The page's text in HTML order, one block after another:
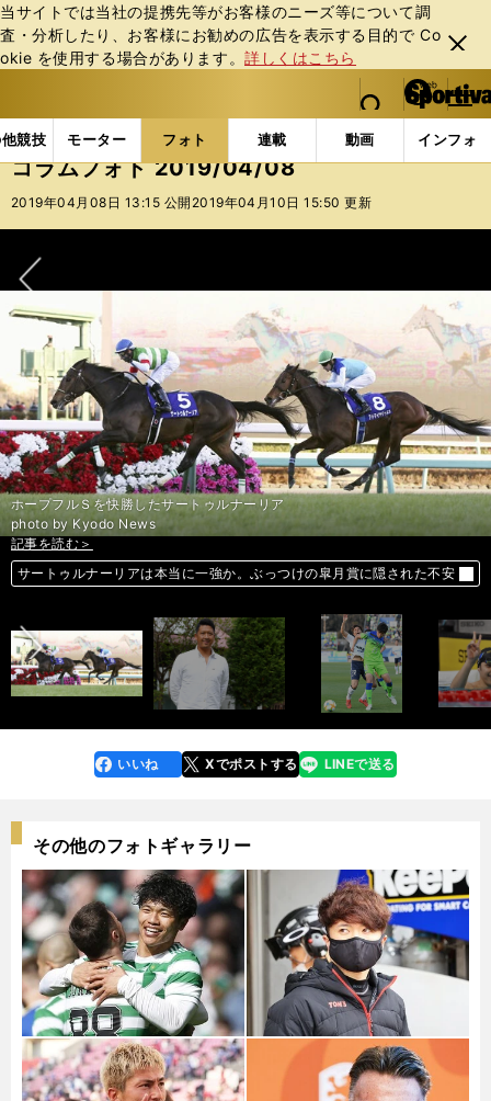
当サイトでは当社の提携先等がお客様のニーズ等について調
査・分析したり、お客様にお勧めの広告を表⽰する⽬的で Co
okie を使⽤する場合があります。詳しくはこちら
閉じ
る
web Sportiva (webスポルティーバ)
検索
マイペ
ー
ジ
メニュ
競技 モーター フォト 連載 動画 インフォ
b
ス
ポ
ル
ー
バ
フォトギャラリー コラムフォト コラムフォト
コラムフォト 2019/04/08
2019年04月08日 13:15 公開 2019年04月10日 15:50 更新
次へ
ホープフルＳを快勝したサートゥルナーリア
photo by Kyodo News
記事を読む＞
サートゥルナーリアは本当に一強か。ぶっつけの皐月賞に隠された不安
記事を読む＞
辻本茂輝が驚愕。世界２位になった「黄金世代」は何がすごかったのか
記事を読む＞
「エレベータークラブ」ながら、湘南ベルマーレが一目置かれるわけ
記事を読む＞
ビビらない魂が不発の瀬戸大也。それでも低調続きの日本選手権を救う
前へ
faceboo
k
いいね Xでポストする
line LINEで送る
その他のフォトギャラリー